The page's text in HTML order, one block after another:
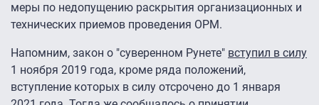
меры по недопущению раскрытия организационных и
технических приемов проведения ОРМ.
Напомним, закон о "суверенном Рунете" вступил в силу
1 ноября 2019 года, кроме ряда положений,
вступление которых в силу отсрочено до 1 января